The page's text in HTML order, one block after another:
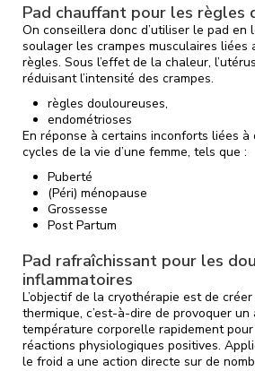
Pad chauffant pour les règles
On conseillera donc d’utiliser le pad en
soulager les crampes musculaires liées
règles. Sous l’effet de la chaleur,
réduisant l’intensité des crampes.
règles douloureuses,
endométrioses
En réponse à certains inconforts liées à
cycles de la vie d’une femme, tels que :
Puberté
(Péri) ménopause
Grossesse
Post Partum
Pad rafraîchissant pour les
inflammatoires
L’objectif de la cryothérapie est de
thermique, c’est-à-dire de provoquer
température corporelle rapidement
réactions physiologiques positives.
le froid a une action directe sur de